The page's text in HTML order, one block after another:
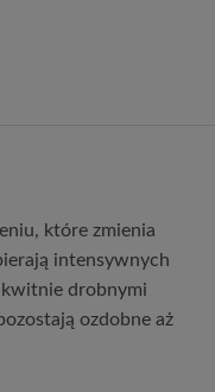
które zmienia
intensywnych
kwitnie drobnymi
ozdobne aż